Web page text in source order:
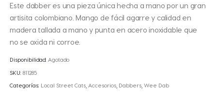
Este dabber es una pieza única hecha a mano por un gran
artisita colombiano. Mango de fácil agarre y calidad en
madera tallada a mano y punta en acero inoxidable que
no se oxida ni corroe.
Disponibilidad: Agotado
SKU: 811285
Categorías: Local Street Cats Accesorios Dabbers Wee Dab